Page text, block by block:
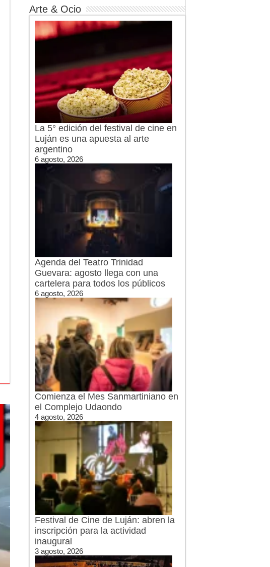
Arte & Ocio
La 5° edición del festival de cine en
Luján es una apuesta al arte
argentino
6 agosto, 2026
Agenda del Teatro Trinidad
Guevara: agosto llega con una
cartelera para todos los públicos
6 agosto, 2026
Comienza el Mes Sanmartiniano en
el Complejo Udaondo
4 agosto, 2026
Festival de Cine de Luján: abren la
inscripción para la actividad
inaugural
3 agosto, 2026